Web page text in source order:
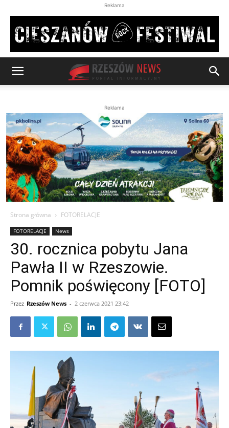
Reklama
Reklama
Strona główna FOTORELACJE
FOTORELACJE News
30. rocznica pobytu Jana
Pawła II w Rzeszowie.
Pomnik poświęcony [FOTO]
Przez Rzeszów News - 2 czerwca 2021 23:42